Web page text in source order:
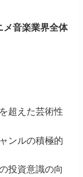
メ音楽業界全体
超えた芸術性
ンルの積極的
投資意識の向